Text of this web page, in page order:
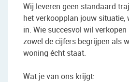
Wij leveren geen standaard
het verkoopplan jouw situatie,
in. Wie succesvol wil
zowel de cijfers begrijpen als
woning écht staat.
Wat je van ons krijgt: